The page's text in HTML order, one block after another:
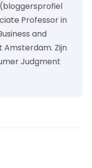
(bloggersprofiel
Professor in
and
Amsterdam. Zijn
Judgment